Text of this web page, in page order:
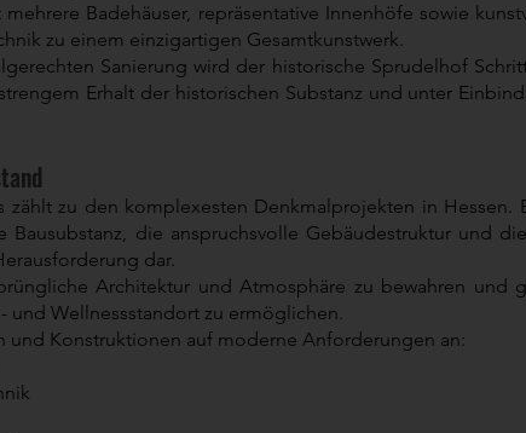
Badehäuser, repräsentative Innenhöfe sowie
zu einem einzigartigen Gesamtkunstwerk.
Sanierung wird der historische Sprudelhof
Erhalt der historischen Substanz und unter
zählt zu den komplexesten Denkmalprojekten in Hessen.
die anspruchsvolle Gebäudestruktur und
dar.
Architektur und Atmosphäre zu bewahren und
und Wellnessstandort zu ermöglichen.
und Konstruktionen auf moderne Anforderungen an: